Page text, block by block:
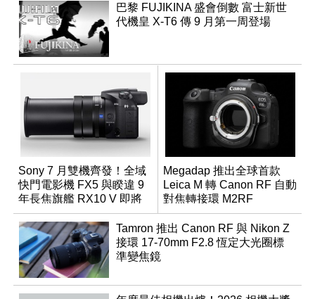
巴黎 FUJIKINA 盛會倒數 富士新世
代機皇 X-T6 傳 9 月第一周登場
Sony 7 月雙機齊發！全域
快門電影機 FX5 與睽違 9
年長焦旗艦 RX10 V 即將
登場
Megadap 推出全球首款
Leica M 轉 Canon RF 自動
對焦轉接環 M2RF
Tamron 推出 Canon RF 與 Nikon Z
接環 17-70mm F2.8 恆定大光圈標
準變焦鏡